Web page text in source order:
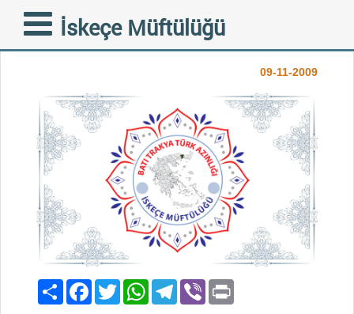
İskeçe Müftülüğü
İSKEÇE MÜFTÜSÜ AHMET
METE TRT EKRANINDA
09-11-2009
PaylaşFacebook
TwitterWhatsAppTelegram
Viber